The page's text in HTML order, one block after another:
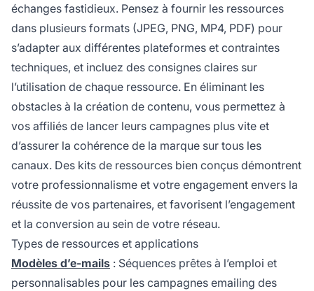
échanges fastidieux. Pensez à fournir les ressources
dans plusieurs formats (JPEG, PNG, MP4, PDF) pour
s’adapter aux différentes plateformes et contraintes
techniques, et incluez des consignes claires sur
l’utilisation de chaque ressource. En éliminant les
obstacles à la création de contenu, vous permettez à
vos affiliés de lancer leurs campagnes plus vite et
d’assurer la cohérence de la marque sur tous les
canaux. Des kits de ressources bien conçus démontrent
votre professionnalisme et votre engagement envers la
réussite de vos partenaires, et favorisent l’engagement
et la conversion au sein de votre réseau.
Types de ressources et applications
Modèles d’e-mails : Séquences prêtes à l’emploi et
personnalisables pour les campagnes emailing des